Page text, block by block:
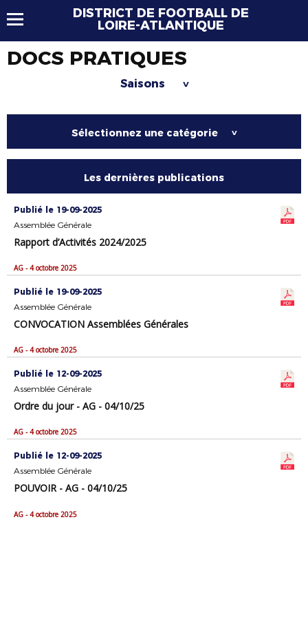
DISTRICT DE FOOTBALL DE
LOIRE-ATLANTIQUE
DOCS PRATIQUES
Saisons >
Sélectionnez une catégorie >
Les dernières publications
Publié le 19-09-2025
Assemblée Générale
Rapport d’Activités 2024/2025
AG - 4 octobre 2025
Publié le 19-09-2025
Assemblée Générale
CONVOCATION Assemblées Générales
AG - 4 octobre 2025
Publié le 12-09-2025
Assemblée Générale
Ordre du jour - AG - 04/10/25
AG - 4 octobre 2025
Publié le 12-09-2025
Assemblée Générale
POUVOIR - AG - 04/10/25
AG - 4 octobre 2025